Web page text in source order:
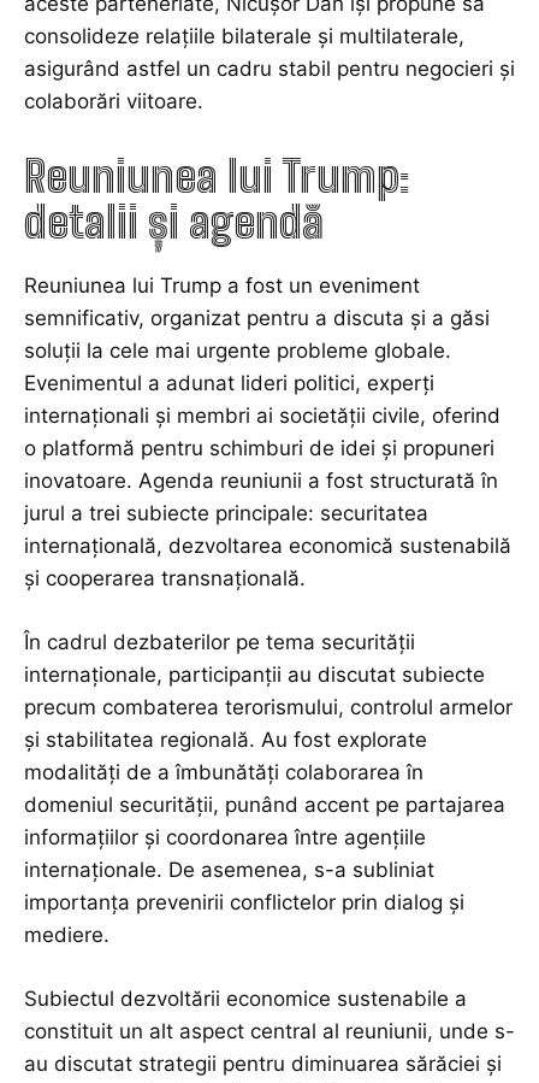
consolideze relațiile bilaterale și multilaterale,
asigurând astfel un cadru stabil pentru negocieri și
colaborări viitoare.
Reuniunea lui Trump:
detalii și agendă
Reuniunea lui Trump a fost un eveniment
semnificativ, organizat pentru a discuta și a găsi
soluții la cele mai urgente probleme globale.
Evenimentul a adunat lideri politici, experți
internaționali și membri ai societății civile, oferind
o platformă pentru schimburi de idei și propuneri
inovatoare. Agenda reuniunii a fost structurată în
jurul a trei subiecte principale: securitatea
internațională, dezvoltarea economică sustenabilă
și cooperarea transnațională.
În cadrul dezbaterilor pe tema securității
internaționale, participanții au discutat subiecte
precum combaterea terorismului, controlul armelor
și stabilitatea regională. Au fost explorate
modalități de a îmbunătăți colaborarea în
domeniul securității, punând accent pe partajarea
informațiilor și coordonarea între agențiile
internaționale. De asemenea, s-a subliniat
importanța prevenirii conflictelor prin dialog și
mediere.
Subiectul dezvoltării economice sustenabile a
constituit un alt aspect central al reuniunii, unde s-
au discutat strategii pentru diminuarea sărăciei și